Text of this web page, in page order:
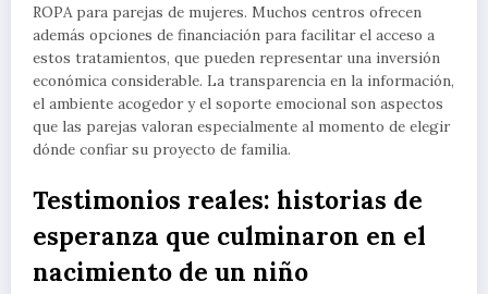
ROPA para parejas de mujeres. Muchos centros ofrecen
además opciones de financiación para facilitar el acceso a
estos tratamientos, que pueden representar una inversión
económica considerable. La transparencia en la información,
el ambiente acogedor y el soporte emocional son aspectos
que las parejas valoran especialmente al momento de elegir
dónde confiar su proyecto de familia.
Testimonios reales: historias de
esperanza que culminaron en el
nacimiento de un niño